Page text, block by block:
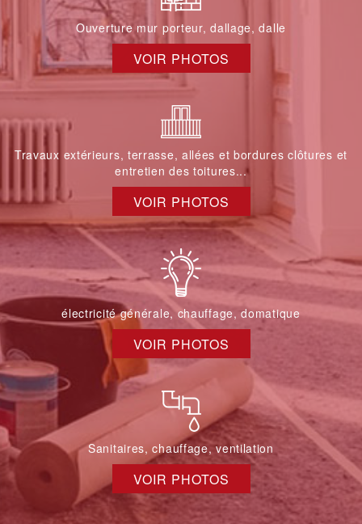
Ouverture mur porteur, dallage, dalle
VOIR PHOTOS
Travaux extérieurs, terrasse, allées et bordures clôtures et
entretien des toitures...
VOIR PHOTOS
électricité générale, chauffage, domatique
VOIR PHOTOS
Sanitaires, chauffage, ventilation
VOIR PHOTOS